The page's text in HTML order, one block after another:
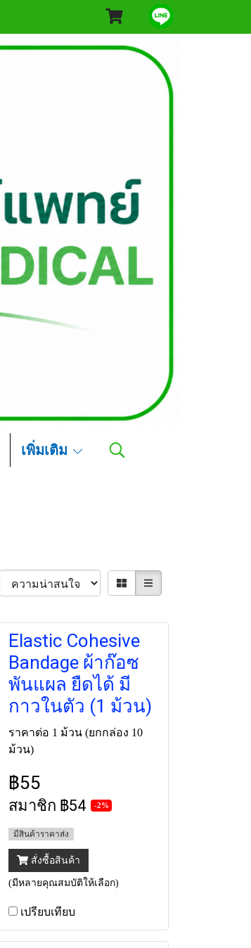
เพิ่มเติม
Elastic Cohesive
Bandage ผ้าก๊อซ
พันแผล ยืดได้ มี
กาวในตัว (1 ม้วน)
ราคาต่อ 1 ม้วน (ยกกล่อง 10
ม้วน)
฿55
สมาชิก ฿54 -2%
มีสินค้าราคาส่ง
สั่งซื้อสินค้า
(มีหลายคุณสมบัติให้เลือก)
เปรียบเทียบ